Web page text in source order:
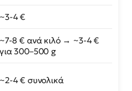
~3-4 €
~7-8 € ανά κιλό → ~3-4 €
για 300–500 g
~2-4 € συνολικά